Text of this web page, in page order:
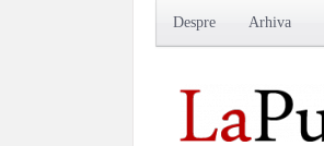
Despre Arhiva